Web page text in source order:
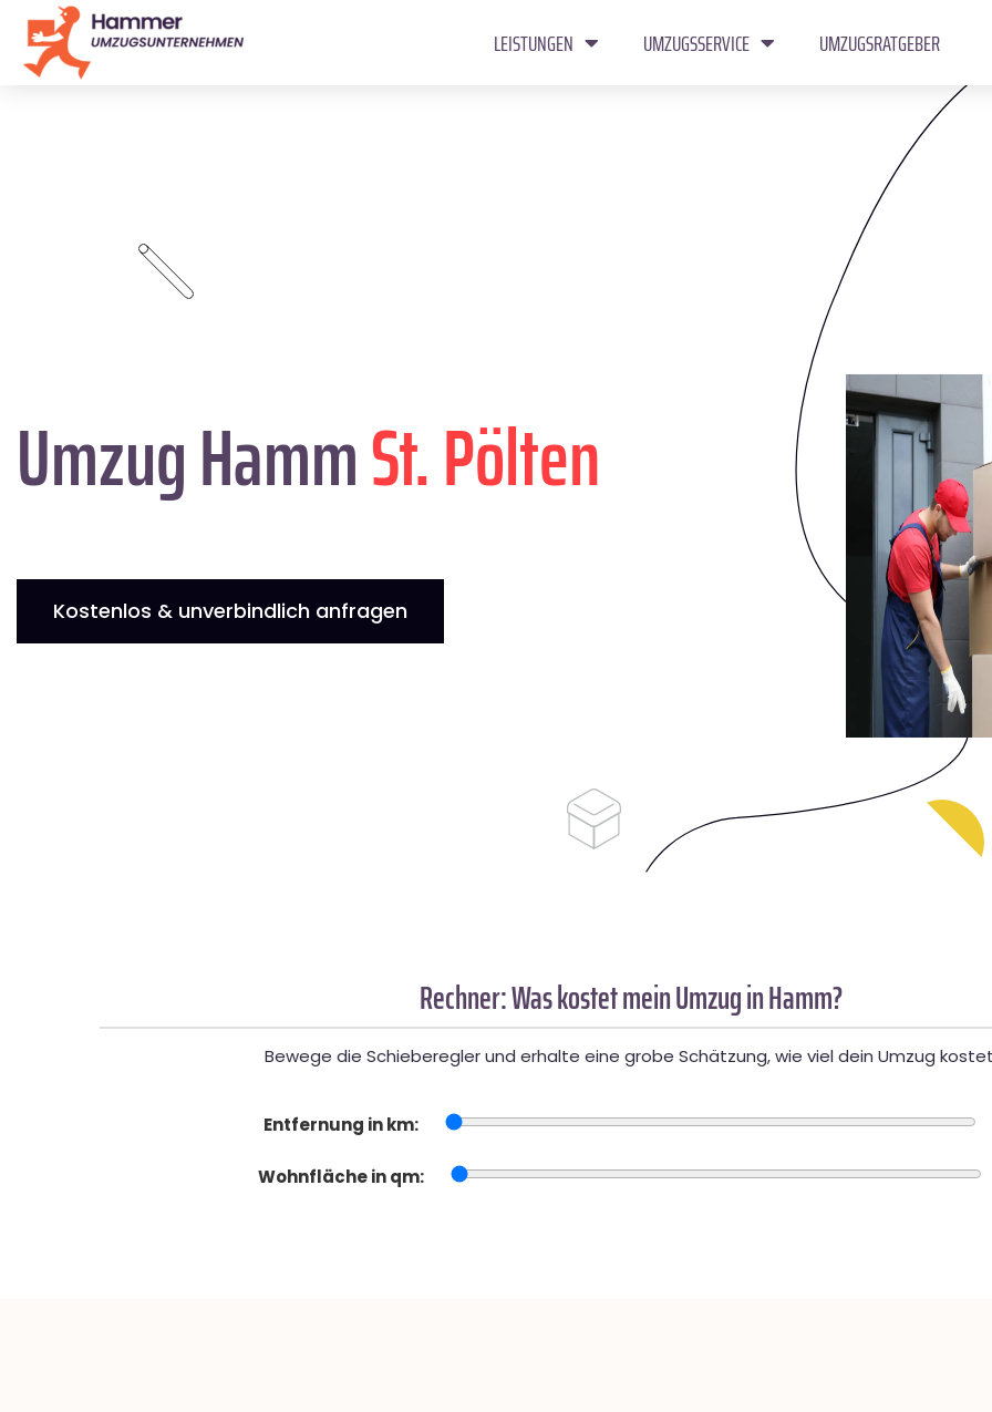
LEISTUNGEN UMZUGSSERVICE UMZUGSRATGEBER
Umzug HammSt. Pölten
Kostenlos & unverbindlich anfragen
Rechner: Was kostet mein Umzug in Hamm?
Bewege die Schieberegler und erhalte eine grobe Schätzung, wie viel dein Umzug
Entfernung in km:
Wohnfläche in qm: